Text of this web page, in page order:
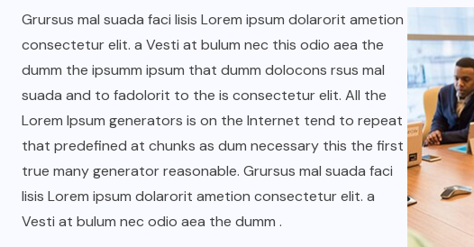
Grursus mal suada faci lisis Lorem ipsum dolarorit ametion
consectetur elit. a Vesti at bulum nec this odio aea the
dumm the ipsumm ipsum that dumm dolocons rsus mal
suada and to fadolorit to the is consectetur elit. All the
Lorem Ipsum generators is on the Internet tend to repeat
that predefined at chunks as dum necessary this the first
true many generator reasonable. Grursus mal suada faci
lisis Lorem ipsum dolarorit ametion consectetur elit. a
Vesti at bulum nec odio aea the dumm .